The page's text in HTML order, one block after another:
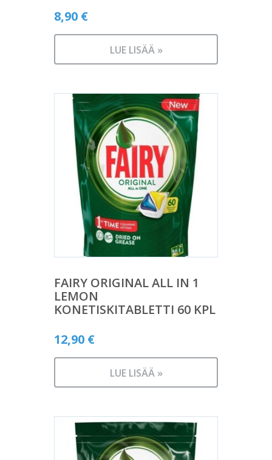
8,90 €
LUE LISÄÄ »
FAIRY ORIGINAL ALL IN 1
LEMON
KONETISKITABLETTI 60 KPL
12,90 €
LUE LISÄÄ »